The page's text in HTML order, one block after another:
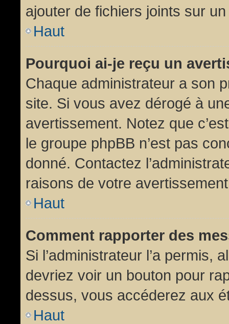
ajouter de fichiers joints sur
Haut
Pourquoi ai-je reçu un
Chaque administrateur a son
site. Si vous avez dérogé à
avertissement. Notez que
le groupe phpBB n’est pas
donné. Contactez
raisons de votre
Haut
Comment rapporter des
Si l’administrateur l’a permis,
devriez voir un bouton pour
dessus, vous accéderez aux
Haut